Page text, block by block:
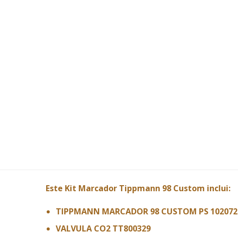
Este Kit Marcador Tippmann 98 Custom inclui:
TIPPMANN MARCADOR 98 CUSTOM PS 102072
VALVULA CO2 TT800329